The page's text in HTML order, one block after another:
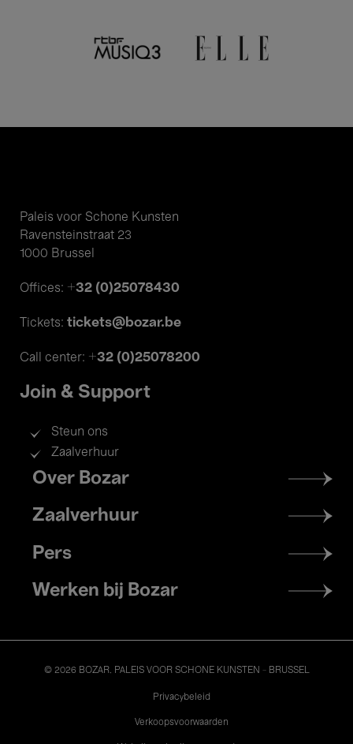
Paleis voor Schone Kunsten
Ravensteinstraat 23
1000 Brussel
Offices: +32 (0)25078430
Tickets: tickets@bozar.be
Call center: +32 (0)25078200
Join & Support
Steun ons
Zaalverhuur
Footer
menu
Over Bozar
Zaalverhuur
Pers
Werken bij Bozar
© 2026 BOZAR. PALEIS VOOR SCHONE KUNSTEN - BRUSSEL
Privacybeleid
Verkoopsvoorwaarden